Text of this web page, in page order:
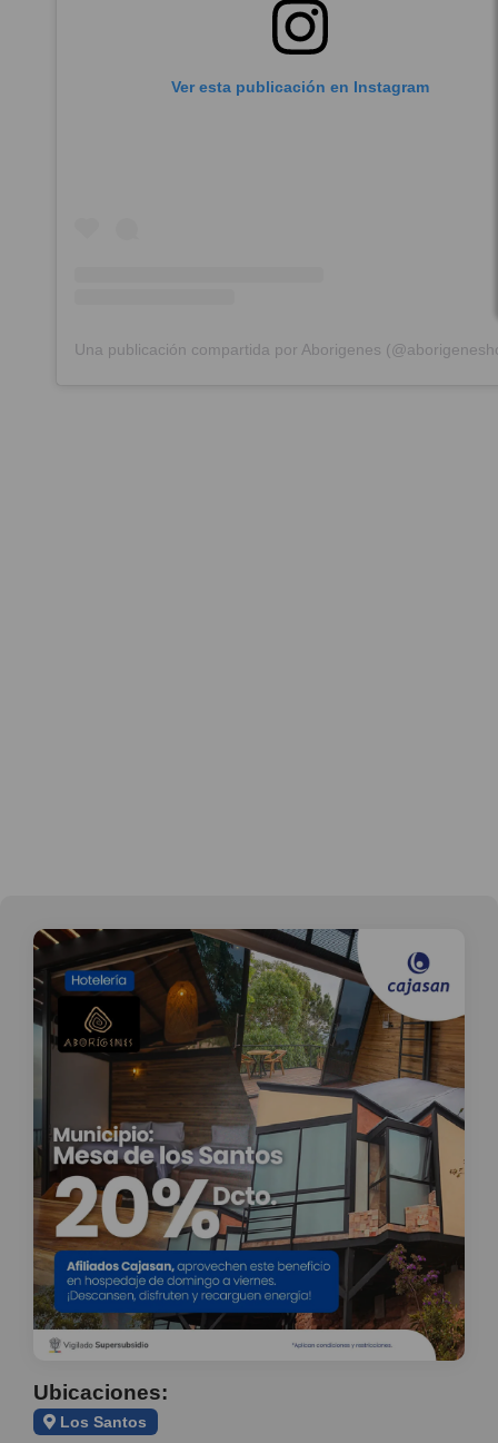
Ver esta publicación en Instagram
Una publicación compartida por Aborigenes
Ubicaciones:
Los Santos